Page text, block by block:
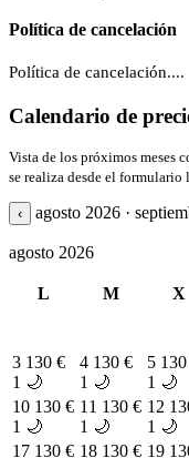
Política de cancelación
Política de cancelación....
Calendario de
Vista de los próximos meses
se realiza desde el formulario
‹ agosto 2026 ·
agosto 2026
L M X
3 130 €
1 🌙
4 130 €
1 🌙
5
1 🌙
10 130 €
1 🌙
11 130 €
1 🌙
12
1 🌙
17 130 € 18 130 € 19